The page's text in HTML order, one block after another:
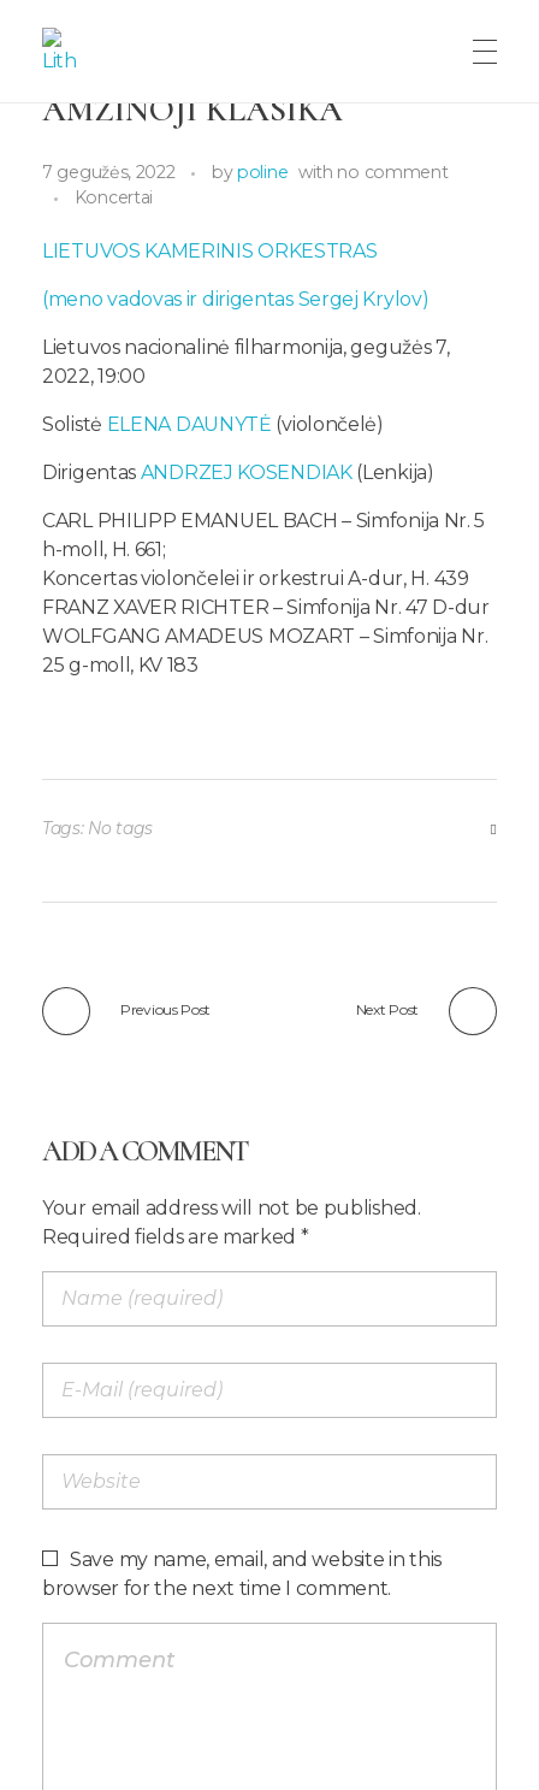
LITHUANIANCHAMBERORCHESTRA
Lithuanian Chamber Orchestra
AMŽINOJI KLASIKA
7 gegužės, 2022 by poline with no comment
Koncertai
LIETUVOS KAMERINIS ORKESTRAS
(meno vadovas ir dirigentas Sergej Krylov)
Lietuvos nacionalinė filharmonija, gegužės 7,
2022, 19:00
Solistė ELENA DAUNYTĖ (violončelė)
Dirigentas ANDRZEJ KOSENDIAK(Lenkija)
CARL PHILIPP EMANUEL BACH – Simfonija Nr. 5
h-moll, H. 661;
Koncertas violončelei ir orkestrui A-dur, H. 439
FRANZ XAVER RICHTER – Simfonija Nr. 47 D-dur
WOLFGANG AMADEUS MOZART – Simfonija Nr.
25 g-moll, KV 183
Tags: No tags
Previous Post Next Post
ADD A COMMENT
Your email address will not be published.
Required fields are marked *
Save my name, email, and website in this
browser for the next time I comment.